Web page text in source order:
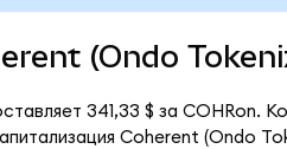
(Ondo
341,33 $ за COHRon.
Coherent (Ondo